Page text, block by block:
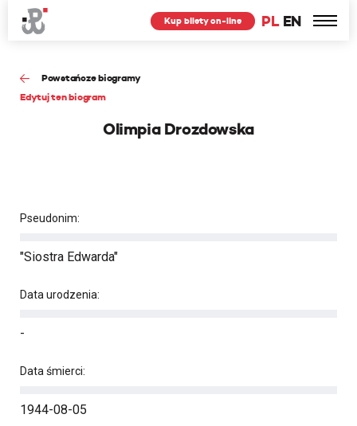
PL EN
Kup bilety on-line
Powstańcze biogramy
Edytuj ten biogram
Olimpia Drozdowska
Pseudonim:
"Siostra Edwarda"
Data urodzenia:
-
Data śmierci:
1944-08-05